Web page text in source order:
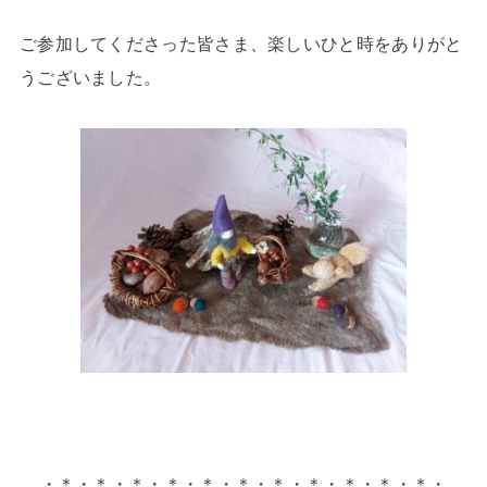
ご参加してくださった皆さま、楽しいひと時をありがと
うございました。